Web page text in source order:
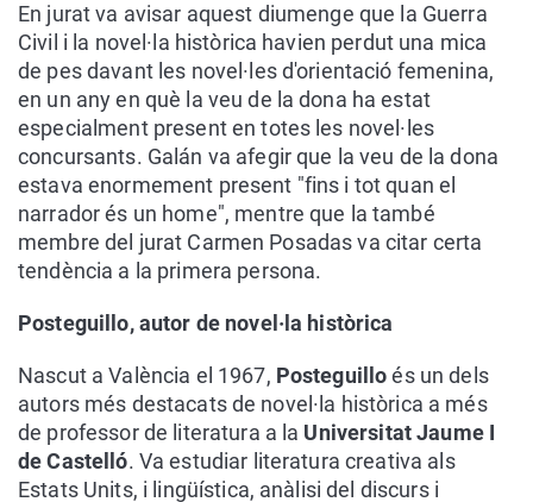
En jurat va avisar aquest diumenge que la Guerra
Civil i la novel·la històrica havien perdut una mica
de pes davant les novel·les d'orientació femenina,
en un any en què la veu de la dona ha estat
especialment present en totes les novel·les
concursants. Galán va afegir que la veu de la dona
estava enormement present "fins i tot quan el
narrador és un home", mentre que la també
membre del jurat Carmen Posadas va citar certa
tendència a la primera persona.
Posteguillo, autor de novel·la històrica
Nascut a València el 1967, Posteguilloés un dels
autors més destacats de novel·la històrica a més
de professor de literatura a la Universitat Jaume I
de Castelló. Va estudiar literatura creativa als
Estats Units, i lingüística, anàlisi del discurs i